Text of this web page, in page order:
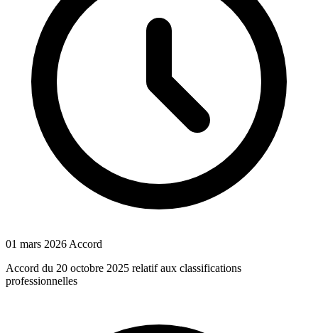
01 mars 2026 Accord
Accord du 20 octobre 2025 relatif aux classifications
professionnelles